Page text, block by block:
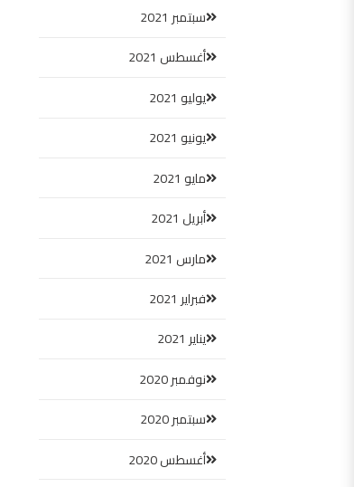
سبتمبر 2021
أغسطس 2021
يوليو 2021
يونيو 2021
مايو 2021
أبريل 2021
مارس 2021
فبراير 2021
يناير 2021
نوفمبر 2020
سبتمبر 2020
أغسطس 2020